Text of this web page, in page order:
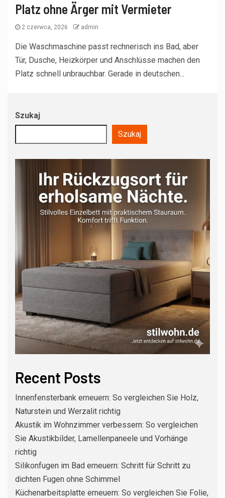
Platz ohne Ärger mit Vermieter
2 czerwca, 2026 admin
Die Waschmaschine passt rechnerisch ins Bad, aber
Tür, Dusche, Heizkörper und Anschlüsse machen den
Platz schnell unbrauchbar. Gerade in deutschen...
Szukaj
Szukaj
Recent Posts
Innenfensterbank erneuern: So vergleichen Sie Holz,
Naturstein und Werzalit richtig
Akustik im Wohnzimmer verbessern: So vergleichen
Sie Akustikbilder, Lamellenpaneele und Vorhänge
richtig
Silikonfugen im Bad erneuern: Schritt für Schritt zu
dichten Fugen ohne Schimmel
Küchenarbeitsplatte erneuern: So vergleichen Sie Folie,